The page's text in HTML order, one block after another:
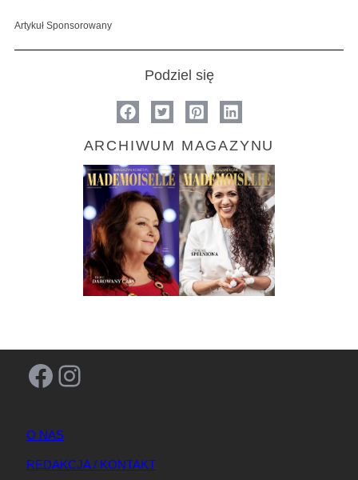
Artykuł Sponsorowany
Podziel się
ARCHIWUM MAGAZYNU
Facebook Instagram
O NAS
REDAKCJA / KONTAKT